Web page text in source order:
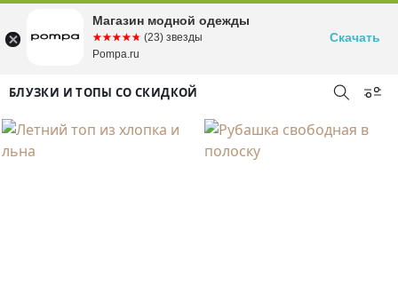
БЛУЗКИ И ТОПЫ СО СКИДКОЙ
Магазин модной одежды
☆☆☆☆☆
★★★★★ (23) звезды
Pompa.ru
Скачать